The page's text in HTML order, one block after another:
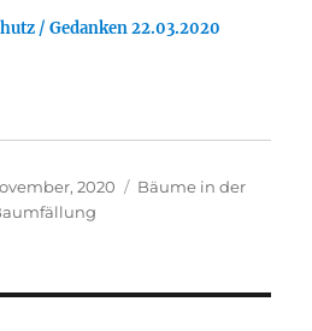
/ Gedanken 22.03.2020
2020 Kategorien
Bäume in der